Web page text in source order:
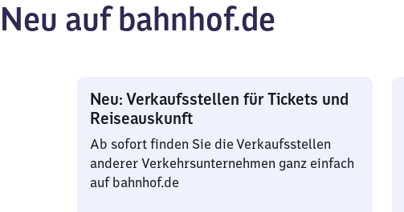
Neu auf bahnhof.de
Neu: Verkaufsstellen für Tickets und
Reiseauskunft
Ab sofort finden Sie die Verkaufsstellen
anderer Verkehrsunternehmen ganz einfach
auf bahnhof.de